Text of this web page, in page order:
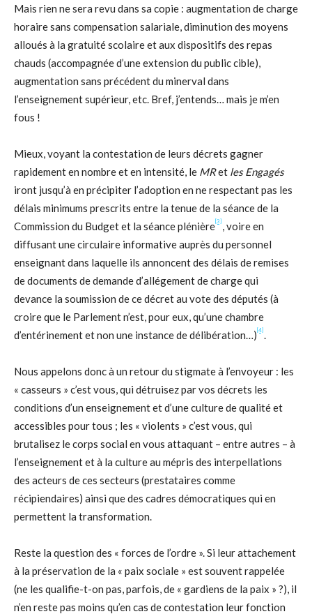
Mais rien ne sera revu dans sa copie : augmentation de charge
horaire sans compensation salariale, diminution des moyens
alloués à la gratuité scolaire et aux dispositifs des repas
chauds (accompagnée d’une extension du public cible),
augmentation sans précédent du minerval dans
l’enseignement supérieur, etc. Bref, j’entends… mais je m’en
fous !
Mieux, voyant la contestation de leurs décrets gagner
rapidement en nombre et en intensité, le MRet les Engagés
iront jusqu’à en précipiter l’adoption en ne respectant pas les
délais minimums prescrits entre la tenue de la séance de la
Commission du Budget et la séance plénière[3] , voire en
diffusant une circulaire informative auprès du personnel
enseignant dans laquelle ils annoncent des délais de remises
de documents de demande d’allégement de charge qui
devance la soumission de ce décret au vote des députés (à
croire que le Parlement n’est, pour eux, qu’une chambre
d’entérinement et non une instance de délibération…)[4].
Nous appelons donc à un retour du stigmate à l’envoyeur : les
« casseurs » c’est vous, qui détruisez par vos décrets les
conditions d’un enseignement et d’une culture de qualité et
accessibles pour tous ; les « violents » c’est vous, qui
brutalisez le corps social en vous attaquant – entre autres – à
l’enseignement et à la culture au mépris des interpellations
des acteurs de ces secteurs (prestataires comme
récipiendaires) ainsi que des cadres démocratiques qui en
permettent la transformation.
Reste la question des « forces de l’ordre ». Si leur attachement
à la préservation de la « paix sociale » est souvent rappelée
(ne les qualifie-t-on pas, parfois, de « gardiens de la paix » ?), il
n’en reste pas moins qu’en cas de contestation leur fonction